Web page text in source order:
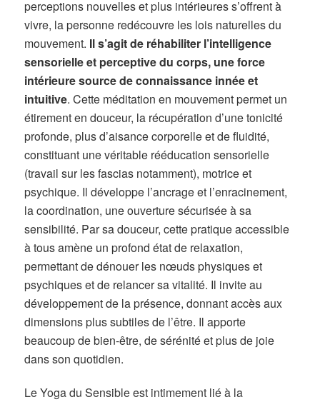
perceptions nouvelles et plus intérieures s’offrent à
vivre, la personne redécouvre les lois naturelles du
mouvement. Il s’agit de réhabiliter l’intelligence
sensorielle et perceptive du corps, une force
intérieure source de connaissance innée et
intuitive. Cette méditation en mouvement permet un
étirement en douceur, la récupération d’une tonicité
profonde, plus d’aisance corporelle et de fluidité,
constituant une véritable rééducation sensorielle
(travail sur les fascias notamment), motrice et
psychique. Il développe l’ancrage et l’enracinement,
la coordination, une ouverture sécurisée à sa
sensibilité. Par sa douceur, cette pratique accessible
à tous amène un profond état de relaxation,
permettant de dénouer les nœuds physiques et
psychiques et de relancer sa vitalité. Il invite au
développement de la présence, donnant accès aux
dimensions plus subtiles de l’être. Il apporte
beaucoup de bien-être, de sérénité et plus de joie
dans son quotidien.
Le Yoga du Sensible est intimement lié à la